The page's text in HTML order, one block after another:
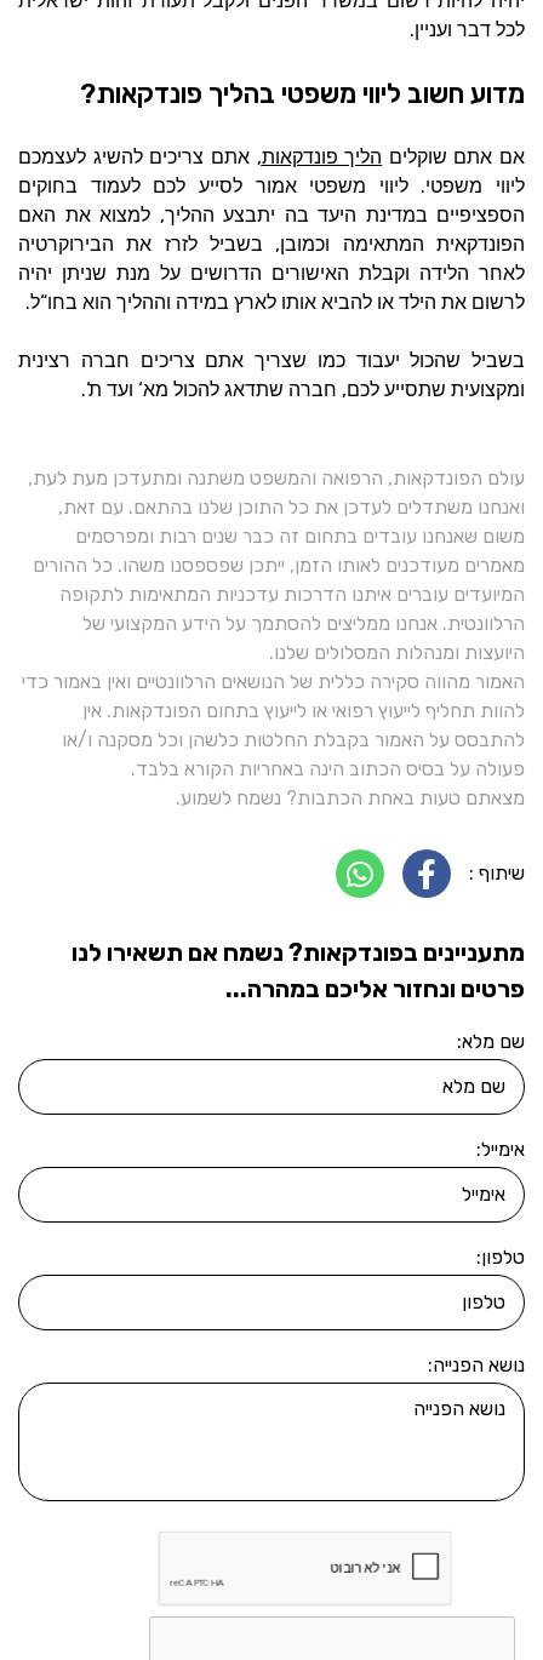
לכל דבר ועניין.
מדוע חשוב ליווי משפטי בהליך פונדקאות?
אם אתם שוקלים הליך פונדקאות,אתם צריכים להשיג לעצמכם
ליווי משפטי.ליווי משפטי אמור לסייע לכם לעמוד בחוקים
הספציפיים במדינת היעד בה יתבצע ההליך, למצוא את האם
הפונדקאית המתאימה וכמובן,
בשביל לזרז את הבירוקרטיה
לאחר הלידה וקבלת האישורים הדרושים על מנת שניתן יהיה
לרשום את הילד או להביא אותו לארץ במידה וההליך הוא בחו“ל.
בשביל שהכול יעבוד כמו שצריך אתם צריכים חברה רצינית
ומקצועית שתסייע לכם, חברה שתדאג להכול מא‘ ועד ת‘.
עולם הפונדקאות, הרפואה והמשפט משתנה ומתעדכן מעת לעת,
ואנחנו משתדלים לעדכן את כל התוכן שלנו בהתאם. עם זאת,
משום שאנחנו עובדים בתחום זה כבר שנים רבות ומפרסמים
מאמרים מעודכנים לאותו הזמן, ייתכן שפספסנו משהו. כל ההורים
המיועדים עוברים איתנו הדרכות עדכניות המתאימות לתקופה
הרלוונטית. אנחנו ממליצים להסתמך על הידע המקצועי של
היועצות ומנהלות המסלולים שלנו.
האמור מהווה סקירה כללית של הנושאים הרלוונטיים ואין באמור כדי
להוות תחליף לייעוץ רפואי או לייעוץ בתחום הפונדקאות. אין
להתבסס על האמור בקבלת החלטות כלשהן וכל מסקנה ו/או
פעולה על בסיס הכתוב הינה באחריות הקורא בלבד.
מצאתם טעות באחת הכתבות? נשמח לשמוע.
שיתוף :
מתעניינים בפונדקאות? נשמח אם תשאירו לנו
פרטים ונחזור אליכם במהרה...
שם מלא:
אימייל:
טלפון:
נושא הפנייה: